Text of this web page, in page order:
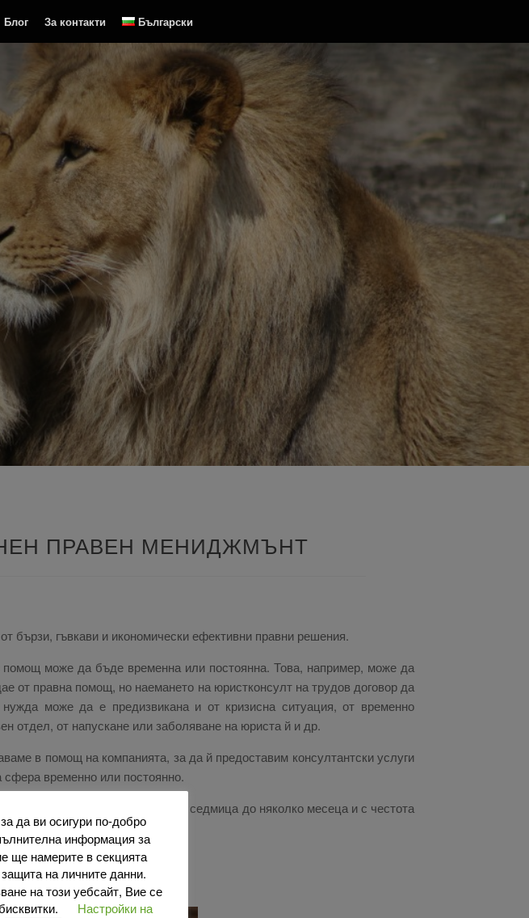
Блог За контакти Български
ПРАВЕН МЕНИДЖМЪНТ
бързи, гъвкави и икономически ефективни правни решения.
може да бъде временна или постоянна. Това, например, може да
от правна помощ, но наемането на юристконсулт на трудов договор да
може да е предизвикана и от кризисна ситуация, от временно
отдел, от напускане или заболяване на юриста й и др.
в помощ на компанията, за да й предоставим консултантски услуги
временно или постоянно.
може да бъде от една седмица до няколко месеца и с честота
дни.да ви осигури по-добро
информация за
ще намерите в секцията
на личните данни.
на този уебсайт, Вие се
Настройки на